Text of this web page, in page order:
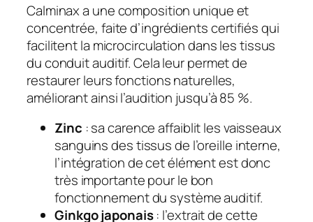
Calminax a une composition unique et
concentrée, faite d’ingrédients certifiés qui
facilitent la microcirculation dans les tissus
du conduit auditif. Cela leur permet de
restaurer leurs fonctions naturelles,
améliorant ainsi l’audition jusqu’à 85 %.
Zinc : sa carence affaiblit les vaisseaux
sanguins des tissus de l’oreille interne,
l’intégration de cet élément est donc
très importante pour le bon
fonctionnement du système auditif.
Ginkgo japonais: l’extrait de cette